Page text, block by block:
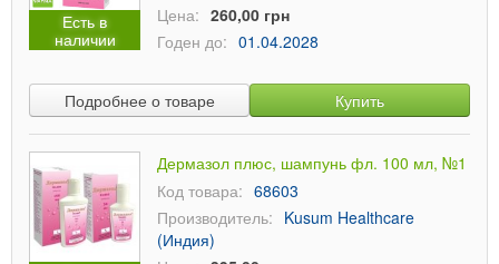
Есть в
наличии
Цена: 260,00 грн
Годен до: 01.04.2028
Подробнее о товаре Купить
Дермазол плюс, шампунь фл. 100 мл, №1
Код товара: 68603
Производитель: Kusum Healthcare
(Индия)